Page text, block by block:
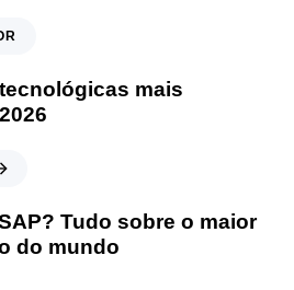
mais
Tudo sobre o maior
do mundo